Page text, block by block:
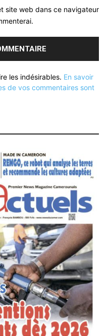
site web dans ce navigateur
les indésirables. En savoir
de vos commentaires sont